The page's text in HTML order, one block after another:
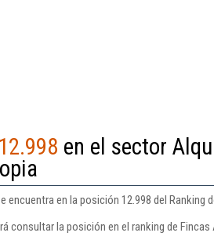
en el sector
encuentra en la posición 12.998 del
consultar la posición en el ranking de